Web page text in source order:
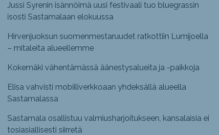
Jussi Syrenin isännöimä uusi festivaali tuo bluegrassin
isosti Sastamalaan elokuussa
Hirvenjuoksun suomenmestaruudet ratkottiin Lumijoella
– mitaleita alueellemme
Kokemäki vähentämässä äänestysalueita ja -paikkoja
Elisa vahvisti mobiiliverkkoaan yhdeksällä alueella
Sastamalassa
Sastamala osallistuu valmiusharjoitukseen, kansalaisia ei
tosiasiallisesti siirretä